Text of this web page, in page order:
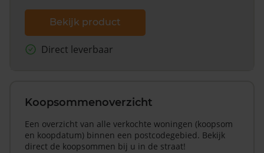
Bekijk product
Direct leverbaar
Koopsommenoverzicht
Een overzicht van alle verkochte woningen (koopsom
en koopdatum) binnen een postcodegebied. Bekijk
direct de koopsommen bij u in de straat!